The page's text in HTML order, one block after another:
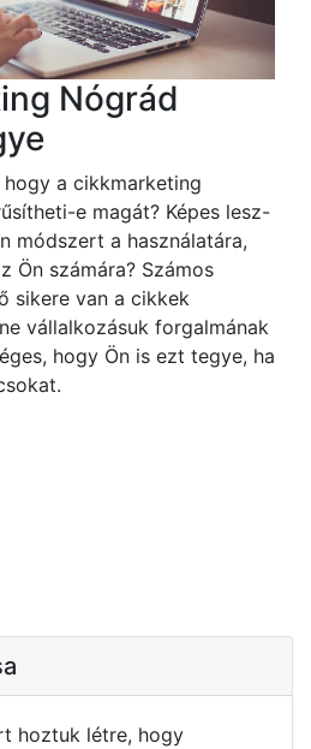
Nógrád
a cikkmarketing
e magát? Képes lesz-
módszert a használatára,
Ön számára? Számos
sikere van a cikkek
vállalkozásuk forgalmának
hogy Ön is ezt tegye, ha
hoztuk létre, hogy